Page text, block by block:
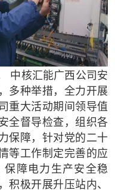
中核汇能广西公司安
多种举措，全力开展
重大活动期间领导值
全督导检查，组织各
保障，针对党的二十
等工作制定完善的应
保障电力生产安全稳
积极开展升压站内、